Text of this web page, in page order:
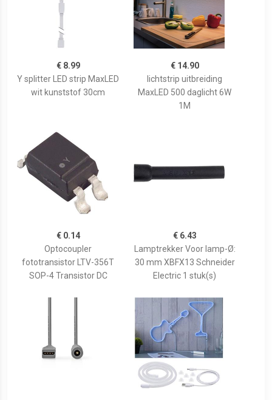
€ 8.99
Y splitter LED strip MaxLED
wit kunststof 30cm
€ 14.90
lichtstrip uitbreiding
MaxLED 500 daglicht 6W
1M
€ 0.14
Optocoupler
fototransistor LTV-356T
SOP-4 Transistor DC
€ 6.43
Lamptrekker Voor lamp-Ø:
30 mm XBFX13 Schneider
Electric 1 stuk(s)